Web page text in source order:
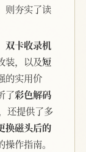
则夯实了读
双卡收录机
装，以及短
的实用价
了彩色解码
还提供了多
换磁头后的
作指南。